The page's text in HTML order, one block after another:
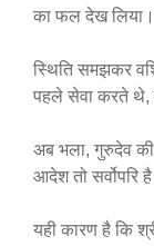
का फल देख
स्थिति समझकर
पहले सेवा करते थे,
अब भला, गुरुदेव
आदेश तो सर्वोपरि
यही कारण है कि